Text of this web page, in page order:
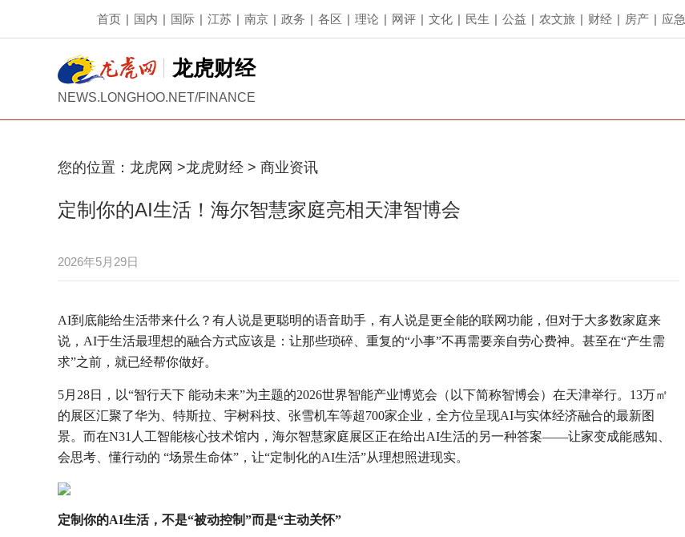
首页 | 国内 | 国际 | 江苏 | 南京 | 政务 | 各区 | 理论 | 网评 | 文化 | 民生 | 公益 | 农文旅 | 财经 | 房产 | 应急
龙虎财经
NEWS.LONGHOO.NET/FINANCE
您的位置： 龙虎网 >龙虎财经 > 商业资讯
定制你的AI生活！海尔智慧家庭亮相天津智博会
2026年5月29日
AI到底能给生活带来什么？有人说是更聪明的语音助手，有人说是更全能的联网功能，但对于大多数家庭来
说，AI于生活最理想的融合方式应该是：让那些琐碎、重复的“小事”不再需要亲自劳心费神。甚至在“产生需
求”之前，就已经帮你做好。
5月28日，以“智行天下 能动未来”为主题的2026世界智能产业博览会（以下简称智博会）在天津举行。13万㎡
的展区汇聚了华为、特斯拉、宇树科技、张雪机车等超700家企业，全方位呈现AI与实体经济融合的最新图
景。而在N31人工智能核心技术馆内，海尔智慧家庭展区正在给出AI生活的另一种答案——让家变成能感知、
会思考、懂行动的 “场景生命体”，让“定制化的AI生活”从理想照进现实。
定制你的AI生活，不是“被动控制”而是“主动关怀”